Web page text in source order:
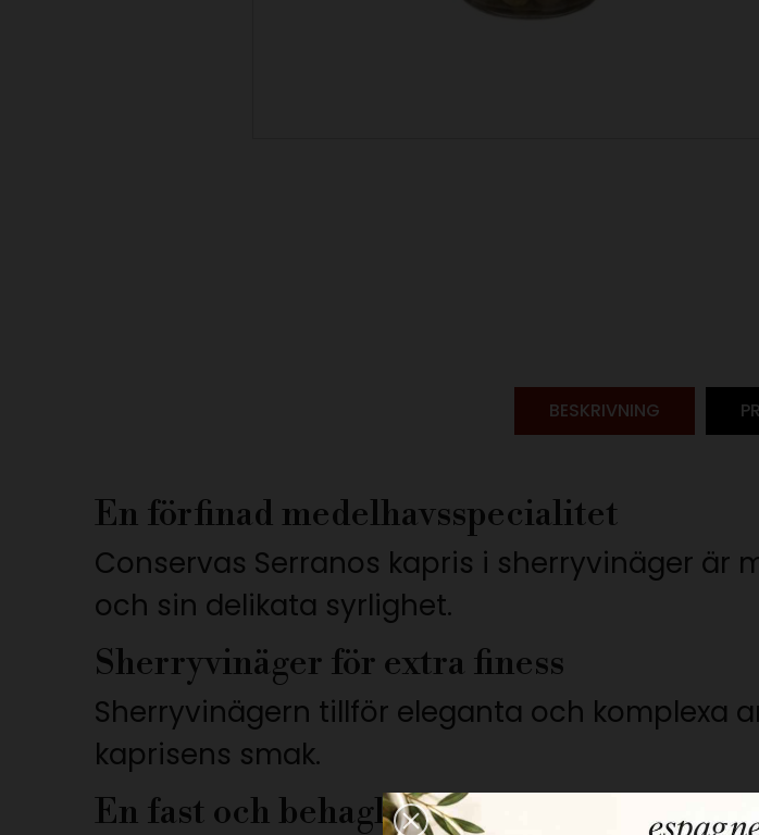
BESKRIVNING
En förfinad medelhavsspecialitet
Conservas Serranos kapris i sherryvinäger
och sin delikata syrlighet.
Sherryvinäger för extra finess
Sherryvinägern tillför eleganta och komplexa
kaprisens smak.
En fast och behaglig konsistens